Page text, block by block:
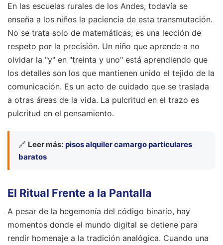
En las escuelas rurales de los Andes, todavía se
enseña a los niños la paciencia de esta transmutación.
No se trata solo de matemáticas; es una lección de
respeto por la precisión. Un niño que aprende a no
olvidar la "y" en "treinta y uno" está aprendiendo que
los detalles son los que mantienen unido el tejido de la
comunicación. Es un acto de cuidado que se traslada
a otras áreas de la vida. La pulcritud en el trazo es
pulcritud en el pensamiento.
🔗 Leer más: pisos alquiler camargo particulares
baratos
El Ritual Frente a la Pantalla
A pesar de la hegemonía del código binario, hay
momentos donde el mundo digital se detiene para
rendir homenaje a la tradición analógica. Cuando una